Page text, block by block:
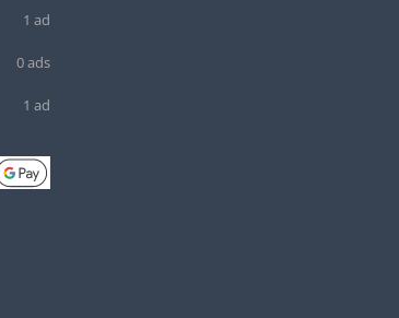
1 ad
0 ads
1 ad